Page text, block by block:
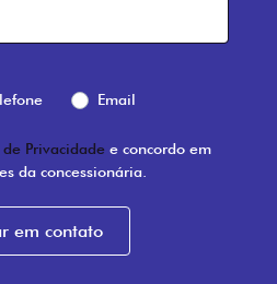
Email
de Privacidade e concordo em
da concessionária.
em contato